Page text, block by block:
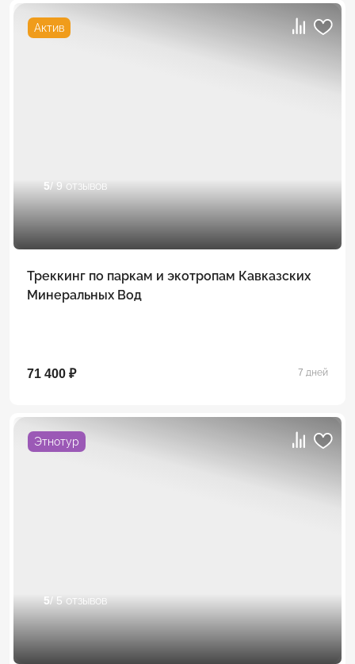
Актив
5/ 9 отзывов
Треккинг по паркам и экотропам Кавказских
Минеральных Вод
71 400 ₽ 7 дней
Этнотур
5/ 5 отзывов